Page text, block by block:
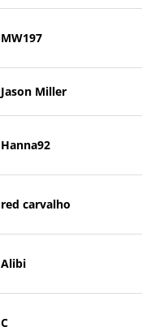
MW197
Jason Miller
Hanna92
red carvalho
Alibi
C